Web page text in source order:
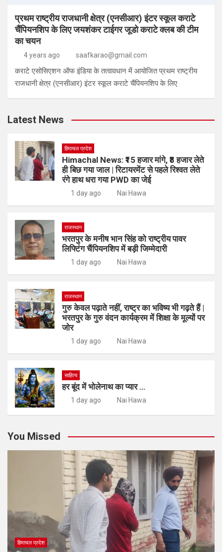
प्रथम राष्ट्रीय राजधानी क्षेत्र (एनसीआर) इंटर स्कूल कराटे
चैंपियनशिप के लिए जयशंकर टाईगर जूडो कराटे क्लब की टीम
का चयन
4 years ago saafkarao@gmail.com
कराटे एसोसिएशन ऑफ इंडिया के तत्वावधान में आयोजित प्रथम राष्ट्रीय
राजधानी क्षेत्र (एनसीआर) इंटर स्कूल कराटे चैंपियनशिप के लिए
Latest News
हिमाचल प्रदेश
Himachal News: ₹15 हजार मांगे, ₹8 हजार लेते
ही बिछ गया जाल | रिटायरमेंट से पहले रिश्वत लेते
रंगे हाथ धरा गया PWD का जेई
1 day ago Nai Hawa
राजस्थान
भरतपुर के मनीष भान सिंह को राष्ट्रीय पावर
लिफ्टिंग चैंपियनशिप में बड़ी जिम्मेदारी
1 day ago Nai Hawa
राजस्थान
गुरु केवल पढ़ाते नहीं, राष्ट्र का भविष्य भी गढ़ते हैं |
भरतपुर के गुरु वंदन कार्यक्रम में शिक्षा के मूल्यों पर
जोर
1 day ago Nai Hawa
साहित्य
हर बूंद में भोलेनाथ का प्यार …
1 day ago Nai Hawa
You Missed
हिमाचल प्रदेश